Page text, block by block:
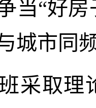
当“好
城市同
采取理